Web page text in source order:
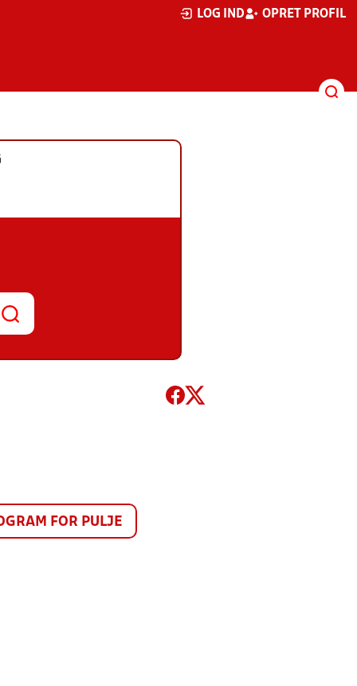
LOG IND OPRET PROFIL
FOR PULJE